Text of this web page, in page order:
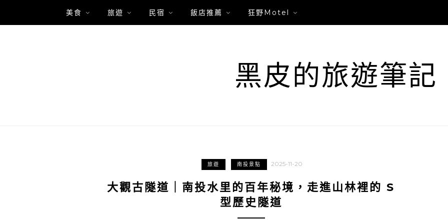
美食 旅遊 民宿 飯店推薦 狂野Motel
黑皮的旅遊筆記
旅遊 南投景點 2025-11-20
大觀古隧道｜南投水里的百年秘境，走進山林裡的 S
型歷史隧道